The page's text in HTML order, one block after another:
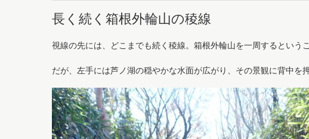
長く続く箱根外輪山の稜線
視線の先には、どこまでも続く稜線。箱根外輪山を一周するという
だが、左手には芦ノ湖の穏やかな水面が広がり、その景観に背中を